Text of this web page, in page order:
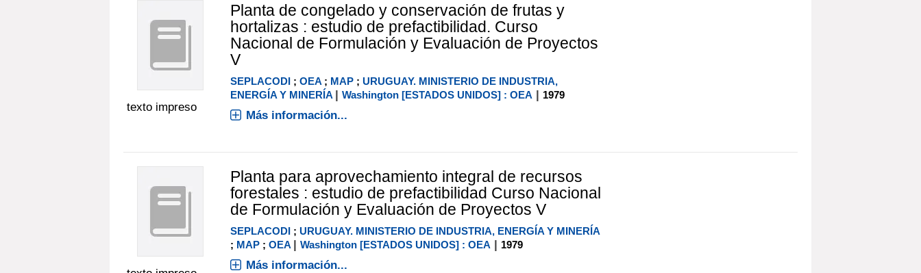
texto impreso
Planta de congelado y conservación de frutas y
hortalizas : estudio de prefactibilidad. Curso
Nacional de Formulación y Evaluación de Proyectos
V
SEPLACODI; OEA; MAP; URUGUAY. MINISTERIO DE INDUSTRIA,
ENERGÍA Y MINERÍA | Washington [ESTADOS UNIDOS] : OEA| 1979
Más información...
Planta para aprovechamiento integral de recursos
forestales : estudio de prefactibilidad Curso Nacional
de Formulación y Evaluación de Proyectos V
SEPLACODI; URUGUAY. MINISTERIO DE INDUSTRIA, ENERGÍA Y MINERÍA
; MAP; OEA | Washington [ESTADOS UNIDOS] : OEA| 1979
Más información...